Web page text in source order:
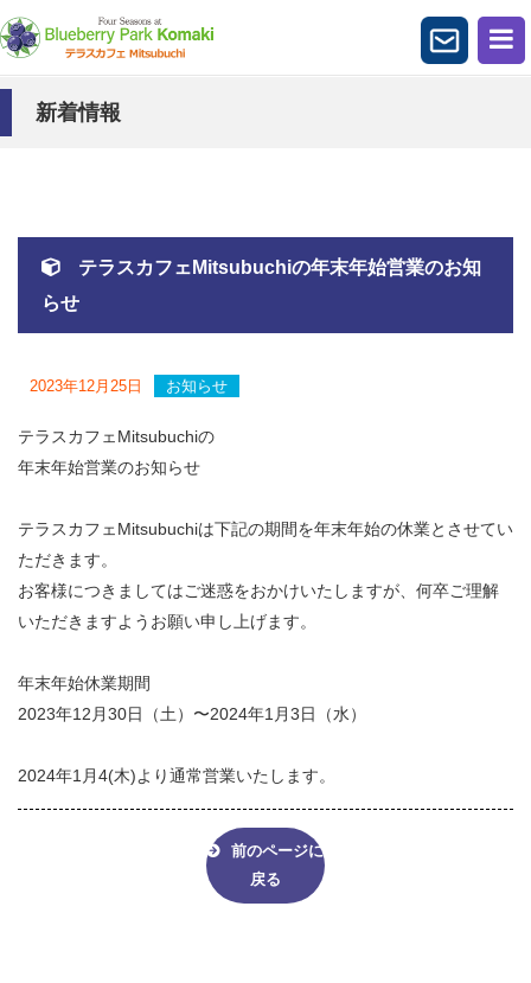
新着情報
テラスカフェMitsubuchiの年末年始営業のお知
らせ
2023年12月25日 お知らせ
テラスカフェMitsubuchiの
年末年始営業のお知らせ
テラスカフェMitsubuchiは下記の期間を年末年始の休業とさせてい
ただきます。
お客様につきましてはご迷惑をおかけいたしますが、何卒ご理解
いただきますようお願い申し上げます。
年末年始休業期間
2023年12月30日（土）〜2024年1月3日（水）
2024年1月4(木)より通常営業いたします。
前のページに
戻る